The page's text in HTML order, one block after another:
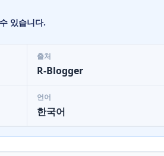
있습니다.
출처
R-Blogger
언어
한국어